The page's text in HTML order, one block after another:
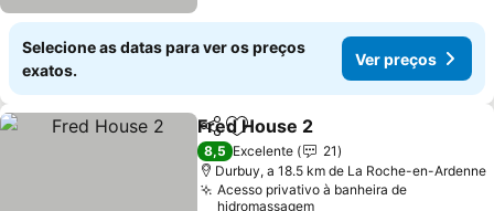
Selecione as datas para ver os preços
exatos.
Ver preços
PartilharAdicionar aos favoritos
Fred House 2
8,5 Excelente
21
Durbuy, a 18.5 km de La Roche-en-Ardenne
Acesso privativo à banheira de
hidromassagem